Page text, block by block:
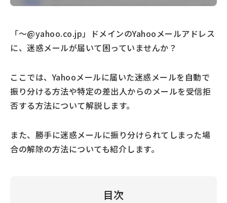
「～@yahoo.co.jp」ドメインのYahooメールアドレス
に、迷惑メールが届いて困っていませんか？
ここでは、Yahooメールに届いた迷惑メールを自動で
振り分ける方法や特定の差出人からのメールを受信拒
否する方法について解説します。
また、勝手に迷惑メールに振り分けられてしまった場
合の解除の方法についても紹介します。
目次